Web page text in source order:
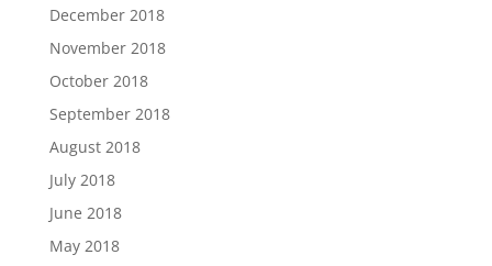
December 2018
November 2018
October 2018
September 2018
August 2018
July 2018
June 2018
May 2018